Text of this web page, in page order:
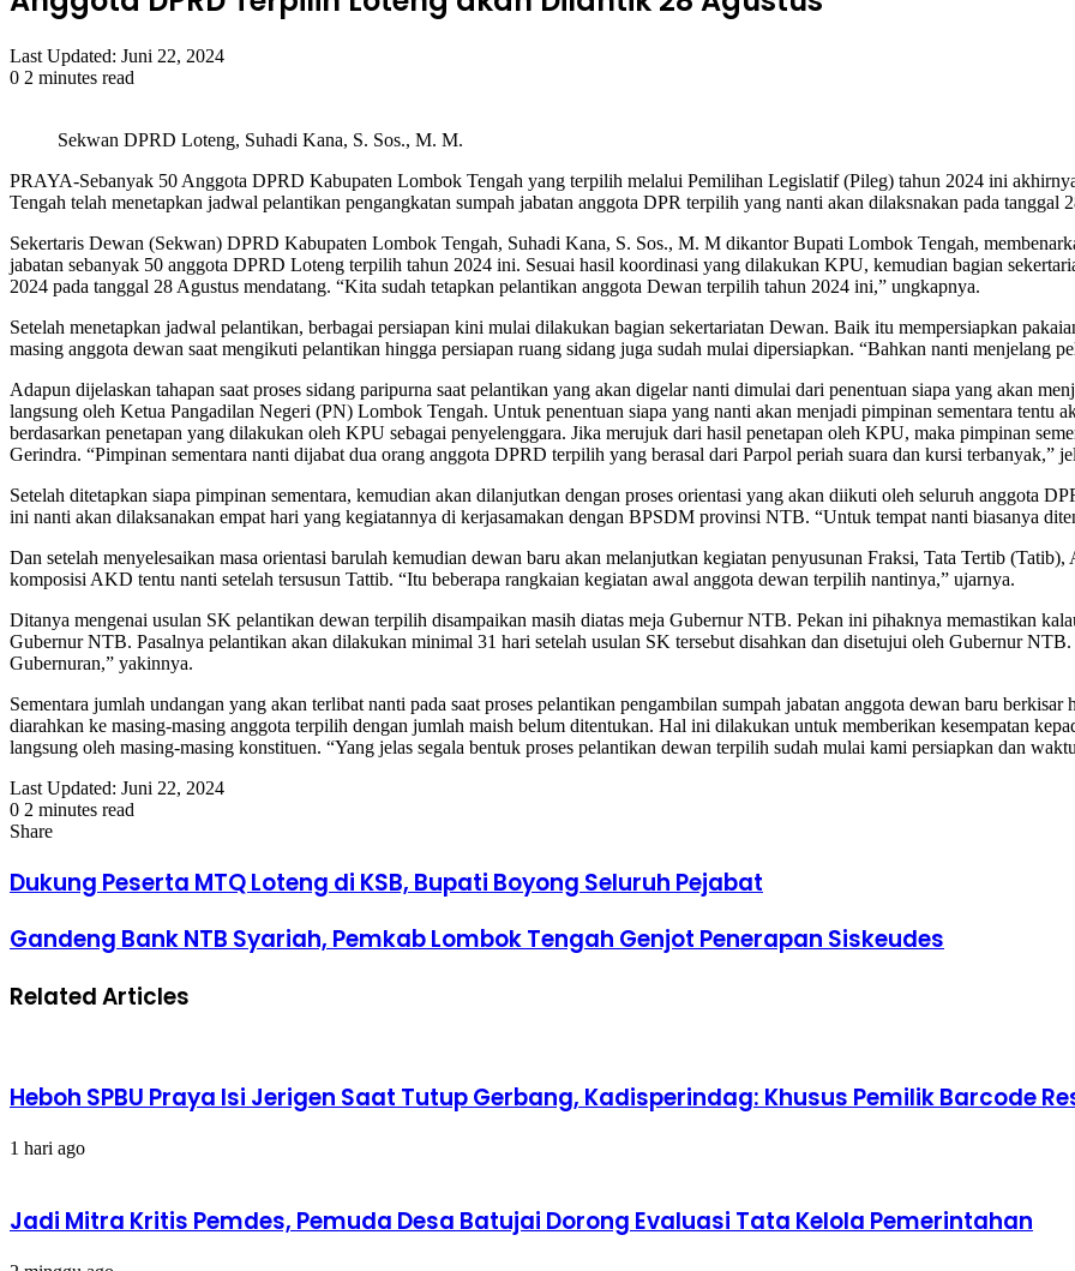
Last Updated: Juni 22, 2024
0 2 minutes read
Sekwan DPRD Loteng, Suhadi Kana, S. Sos., M. M.
PRAYA-Sebanyak 50 Anggota DPRD Kabupaten Lombok Tengah yang terpilih melalui Pemilihan Legislatif (Pileg) tahun 2024 ini
Tengah telah menetapkan jadwal pelantikan pengangkatan sumpah jabatan anggota DPR terpilih yang nanti akan dilaksnakan pada tanggal
Sekertaris Dewan (Sekwan) DPRD Kabupaten Lombok Tengah, Suhadi Kana, S. Sos., M. M dikantor Bupati Lombok Tengah,
jabatan sebanyak 50 anggota DPRD Loteng terpilih tahun 2024 ini. Sesuai hasil koordinasi yang dilakukan KPU, kemudian bagian
2024 pada tanggal 28 Agustus mendatang. “Kita sudah tetapkan pelantikan anggota Dewan terpilih tahun 2024 ini,” ungkapnya.
Setelah menetapkan jadwal pelantikan, berbagai persiapan kini mulai dilakukan bagian sekertariatan Dewan. Baik itu mempersiapkan
masing anggota dewan saat mengikuti pelantikan hingga persiapan ruang sidang juga sudah mulai dipersiapkan. “Bahkan nanti menjelang
Adapun dijelaskan tahapan saat proses sidang paripurna saat pelantikan yang akan digelar nanti dimulai dari penentuan siapa yang akan
langsung oleh Ketua Pangadilan Negeri (PN) Lombok Tengah. Untuk penentuan siapa yang nanti akan menjadi pimpinan sementara tentu
berdasarkan penetapan yang dilakukan oleh KPU sebagai penyelenggara. Jika merujuk dari hasil penetapan oleh KPU, maka pimpinan
Gerindra. “Pimpinan sementara nanti dijabat dua orang anggota DPRD terpilih yang berasal dari Parpol periah suara dan kursi terbanyak,”
Setelah ditetapkan siapa pimpinan sementara, kemudian akan dilanjutkan dengan proses orientasi yang akan diikuti oleh seluruh anggota
ini nanti akan dilaksanakan empat hari yang kegiatannya di kerjasamakan dengan BPSDM provinsi NTB. “Untuk tempat nanti biasanya
Dan setelah menyelesaikan masa orientasi barulah kemudian dewan baru akan melanjutkan kegiatan penyusunan Fraksi, Tata Tertib
komposisi AKD tentu nanti setelah tersusun Tattib. “Itu beberapa rangkaian kegiatan awal anggota dewan terpilih nantinya,” ujarnya.
Ditanya mengenai usulan SK pelantikan dewan terpilih disampaikan masih diatas meja Gubernur NTB. Pekan ini pihaknya memastikan
Gubernur NTB. Pasalnya pelantikan akan dilakukan minimal 31 hari setelah usulan SK tersebut disahkan dan disetujui oleh Gubernur
Gubernuran,” yakinnya.
Sementara jumlah undangan yang akan terlibat nanti pada saat proses pelantikan pengambilan sumpah jabatan anggota dewan baru
diarahkan ke masing-masing anggota terpilih dengan jumlah maish belum ditentukan. Hal ini dilakukan untuk memberikan kesempatan
langsung oleh masing-masing konstituen. “Yang jelas segala bentuk proses pelantikan dewan terpilih sudah mulai kami persiapkan dan
Last Updated: Juni 22, 2024
0 2 minutes read
Facebook
Twitter
LinkedIn
Tumblr
Pinterest
Reddit
VKontakte
Odnoklassniki
Pocket
Share
via
Email
Dukung Peserta MTQ Loteng di KSB, Bupati Boyong Seluruh Pejabat
Gandeng Bank NTB Syariah, Pemkab Lombok Tengah Genjot Penerapan Siskeudes
Related Articles
Heboh SPBU Praya Isi Jerigen Saat Tutup Gerbang, Kadisperindag: Khusus Pemilik Barcode
1 hari ago
Jadi Mitra Kritis Pemdes, Pemuda Desa Batujai Dorong Evaluasi Tata Kelola Pemerintahan